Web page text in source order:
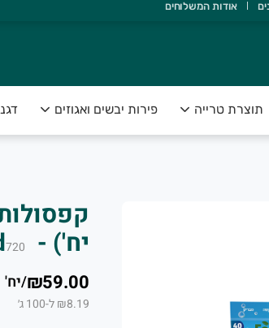
ואדמה, ולהנגיש תוצרת טרייה, בריאה
אודות המשלוחים
תוצרת טרייה פירות יבשים ואגוזים
יח') - EcoFriend 720
₪59.00
/יח'
₪8.19 ל-100 ג׳